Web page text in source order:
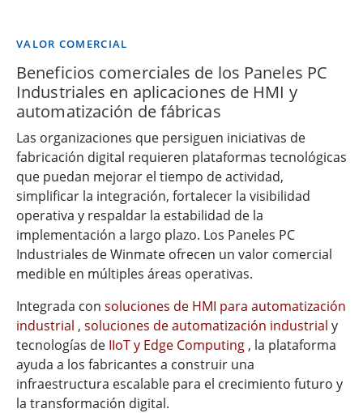
VALOR COMERCIAL
Beneficios comerciales de los Paneles PC
Industriales en aplicaciones de HMI y
automatización de fábricas
Las organizaciones que persiguen iniciativas de
fabricación digital requieren plataformas tecnológicas
que puedan mejorar el tiempo de actividad,
simplificar la integración, fortalecer la visibilidad
operativa y respaldar la estabilidad de la
implementación a largo plazo. Los Paneles PC
Industriales de Winmate ofrecen un valor comercial
medible en múltiples áreas operativas.
Integrada con soluciones de HMI para automatización
industrial , soluciones de automatización industrial y
tecnologías de IIoT y Edge Computing , la plataforma
ayuda a los fabricantes a construir una
infraestructura escalable para el crecimiento futuro y
la transformación digital.